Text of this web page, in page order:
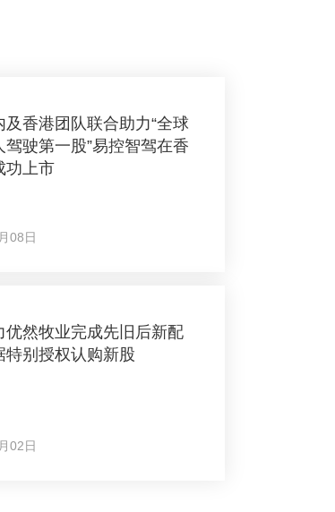
及香港团队联合助力“全球
驾驶第一股”易控智驾在香
功上市
08日
优然牧业完成先旧后新配
特别授权认购新股
02日